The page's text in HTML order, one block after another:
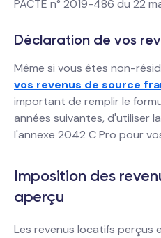
PACTE n° 2019-486 du 22
Déclaration de vos
Même si vous êtes non-
vos revenus de source
important de remplir le
années suivantes, d'utiliser
l'annexe 2042 C Pro pour
Imposition des
aperçu
Les revenus locatifs perçus